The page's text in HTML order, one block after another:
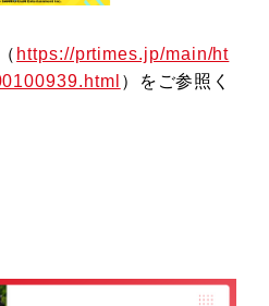
https://prtimes.jp/main/ht
）をご参照く